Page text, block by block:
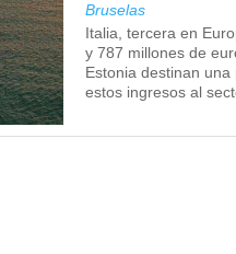
Bruselas
Italia, tercera en
y 787 millones de
Estonia destinan
estos ingresos al